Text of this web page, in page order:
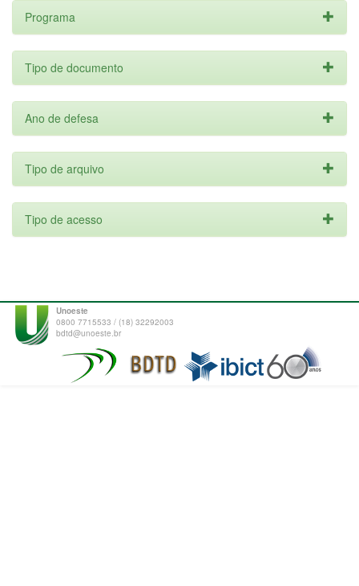
Programa
Tipo de documento
Ano de defesa
Tipo de arquivo
Tipo de acesso
Unoeste
0800 7715533 / (18) 32292003
bdtd@unoeste.br